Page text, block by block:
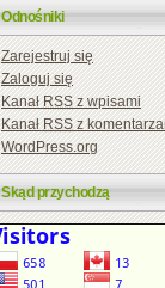
Odnośniki
Zarejestruj się
Zaloguj się
KanałRSSz wpisami
KanałRSSz
WordPress.org
Skąd przychodzą